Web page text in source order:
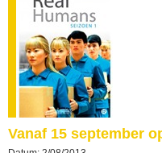
Vanaf 15 september